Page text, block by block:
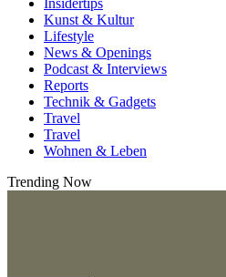
Kunst & Kultur
Lifestyle
News & Openings
Podcast & Interviews
Reports
Technik & Gadgets
Travel
Travel
Wohnen & Leben
Trending Now